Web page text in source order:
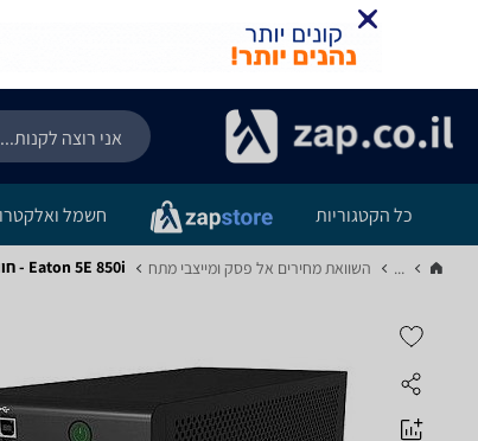
כל הקטגוריות חשמל
... השוואת מחירים אל פסק ומייצבי מתח‏ Eaton 5E 850i - חוות דעת מוצר